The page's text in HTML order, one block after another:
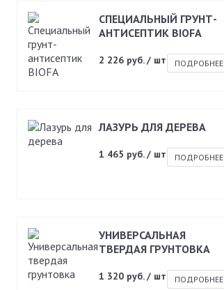
СПЕЦИАЛЬНЫЙ ГРУНТ-
АНТИСЕПТИК BIOFA
2 226 руб. / шт ПОДРОБНЕЕ
ЛАЗУРЬ ДЛЯ ДЕРЕВА
1 465 руб. / шт ПОДРОБНЕЕ
УНИВЕРСАЛЬНАЯ
ТВЕРДАЯ ГРУНТОВКА
1 320 руб. / шт ПОДРОБНЕЕ